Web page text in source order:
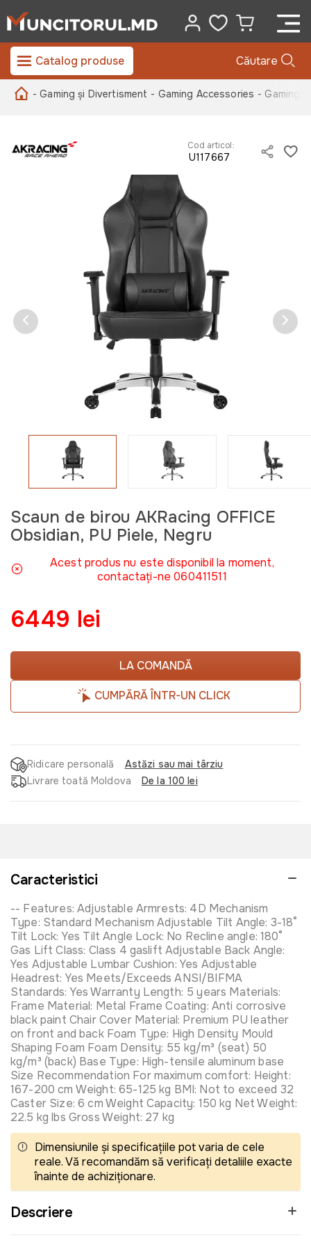
Catalog produse Căutare
- Gaming și Divertisment - Gaming Accessories - Gaming
Cod articol:
U117667
Scaun de birou AKRacing OFFICE
Obsidian, PU Piele, Negru
Acest produs nu este disponibil la moment,
contactați-ne 060411511
6449 lei
LA COMANDĂ
CUMPĂRĂ ÎNTR-UN CLICK
Ridicare personală
Astăzi sau mai târziu
Livrare toată Moldova
De la 100 lei
Caracteristici
-- Features: Adjustable Armrests: 4D Mechanism
Type: Standard Mechanism Adjustable Tilt Angle: 3-18°
Tilt Lock: Yes Tilt Angle Lock: No Recline angle: 180°
Gas Lift Class: Class 4 gaslift Adjustable Back Angle:
Yes Adjustable Lumbar Cushion: Yes Adjustable
Headrest: Yes Meets/Exceeds ANSI/BIFMA
Standards: Yes Warranty Length: 5 years Materials:
Frame Material: Metal Frame Coating: Anti corrosive
black paint Chair Cover Material: Premium PU leather
on front and back Foam Type: High Density Mould
Shaping Foam Foam Density: 55 kg/m³ (seat) 50
kg/m³ (back) Base Type: High-tensile aluminum base
Size Recommendation For maximum comfort: Height:
167-200 cm Weight: 65-125 kg BMI: Not to exceed 32
Caster Size: 6 cm Weight Capacity: 150 kg Net Weight:
22.5 kg lbs Gross Weight: 27 kg
Dimensiunile și specificațiile pot varia de cele
reale. Vă recomandăm să verificați detaliile exacte
înainte de achiziționare.
Descriere